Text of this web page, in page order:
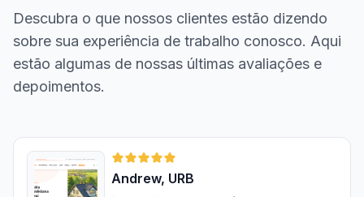
Descubra o que nossos clientes estão dizendo
sobre sua experiência de trabalho conosco. Aqui
estão algumas de nossas últimas avaliações e
depoimentos.
Andrew, URB